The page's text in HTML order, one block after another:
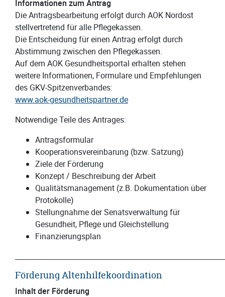
Informationen zum Antrag
Die Antragsbearbeitung erfolgt durch AOK Nordost
stellvertretend für alle Pflegekassen.
Die Entscheidung für einen Antrag erfolgt durch
Abstimmung zwischen den Pflegekassen.
Auf dem AOK Gesundheitsportal erhalten stehen
weitere Informationen, Formulare und Empfehlungen
des GKV-Spitzenverbandes:
www.aok-gesundheitspartner.de
Notwendige Teile des Antrages:
Antragsformular
Kooperationsvereinbarung (bzw. Satzung)
Ziele der Förderung
Konzept / Beschreibung der Arbeit
Qualitätsmanagement (z.B. Dokumentation über
Protokolle)
Stellungnahme der Senatsverwaltung für
Gesundheit, Pflege und Gleichstellung
Finanzierungsplan
Förderung Altenhilfekoordination
Inhalt der Förderung